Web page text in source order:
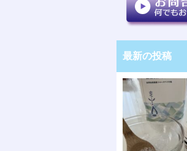
最新の投稿